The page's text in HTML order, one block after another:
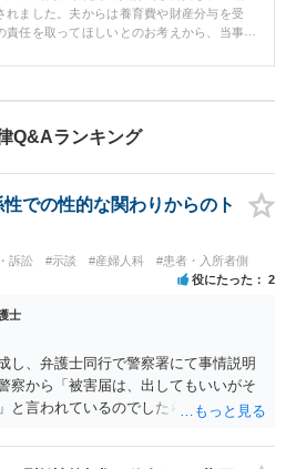
ました。夫からは養育費や財産分与を受
責任を取ってほしいとのお考えから、当事
内容証明郵便を発送しました。発送の翌日
Q&Aランキング
での性的な関わりからのト
訴訟 #示談 #産婦人科 #患者・入所者側
役にたった 2
士
し、弁護士同行で警察署にて事情説明
察から「被害届は、出してもいいがそ
と言われているのでしたら、あまり結
れないですが、実際に捜査をするの